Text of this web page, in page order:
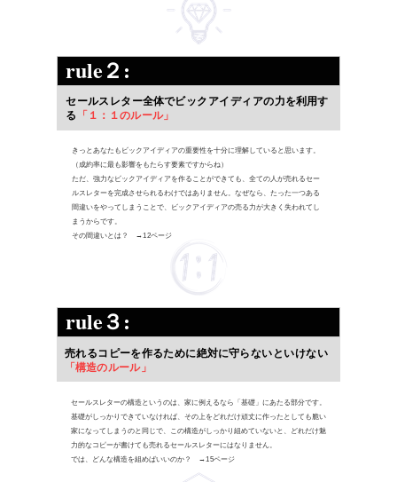
rule２:
セールスレター全体でビックアイディアの力を利用す
る
「１：１のルール」
きっとあなたもビックアイディアの重要性を十分に理解していると思います。
（成約率に最も影響をもたらす要素ですからね）
ただ、強力なビックアイディアを作ることができても、全ての人が売れるセー
ルスレターを完成させられるわけではありません。なぜなら、たった一つある
間違いをやってしまうことで、ビックアイディアの売る力が大きく失われてし
まうからです。
その間違いとは？ →12ページ
rule３:
売れるコピーを作るために絶対に守らないといけない
「構造のルール」
セールスレターの構造というのは、家に例えるなら「基礎」にあたる部分です。
基礎がしっかりできていなければ、その上をどれだけ頑丈に作ったとしても脆い
家になってしまうのと同じで、この構造がしっかり組めていないと、どれだけ魅
力的なコピーが書けても売れるセールスレターにはなりません。
では、どんな構造を組めばいいのか？ →15ページ